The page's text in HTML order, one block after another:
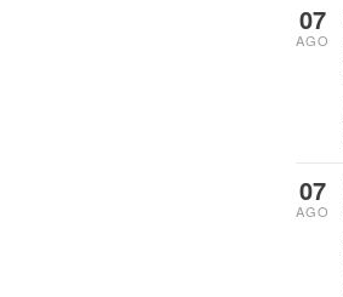
07
AGO
07
AGO